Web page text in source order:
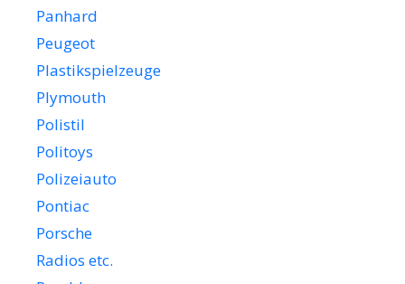
Panhard
Peugeot
Plastikspielzeuge
Plymouth
Polistil
Politoys
Polizeiauto
Pontiac
Porsche
Radios etc.